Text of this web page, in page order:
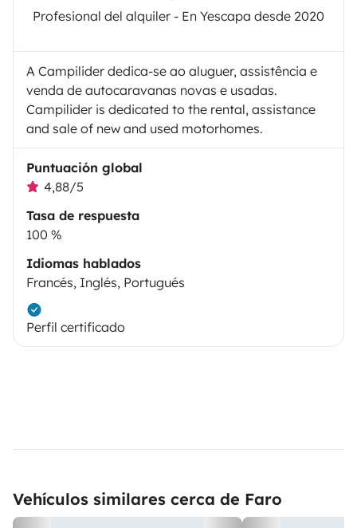
Profesional del alquiler - En Yescapa desde 2020
A Campilider dedica-se ao aluguer, assistência e
venda de autocaravanas novas e usadas.
Campilider is dedicated to the rental, assistance
and sale of new and used motorhomes.
Puntuación global
4,88/5
Tasa de respuesta
100 %
Idiomas hablados
Francés, Inglés, Portugués
Perfil certificado
Vehículos similares cerca de Faro